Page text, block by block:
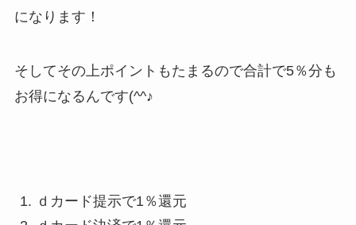
になります！
そしてその上ポイントもたまるので合計で5％分も
お得になるんです(^^♪
ｄカード提示で1％還元